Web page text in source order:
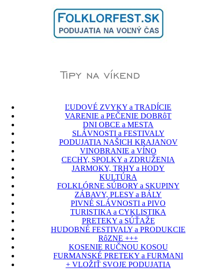
ĽUDOVÉ ZVYKY a TRADÍCIE
VARENIE a PEČENIE DOBRôT
DNI OBCE a MESTA
SLÁVNOSTI a FESTIVALY
PODUJATIA NAŠICH KRAJANOV
VINOBRANIE a VÍNO
CECHY, SPOLKY a ZDRUŽENIA
JARMOKY, TRHY a HODY
KULTÚRA
FOLKLÓRNE SÚBORY a SKUPINY
ZÁBAVY, PLESY a BÁLY
PIVNÉ SLÁVNOSTI a PIVO
TURISTIKA a CYKLISTIKA
PRETEKY a SÚŤAŽE
HUDOBNÉ FESTIVALY a PRODUKCIE
RôZNE +++
KOSENIE RUČNOU KOSOU
FURMANSKÉ PRETEKY a FURMANI
+ VLOŽIŤ SVOJE PODUJATIA